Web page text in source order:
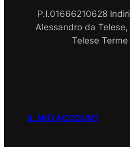
P.I.01666210628
Alessandro da
Telese Terme
IL MIO ACCOUNT